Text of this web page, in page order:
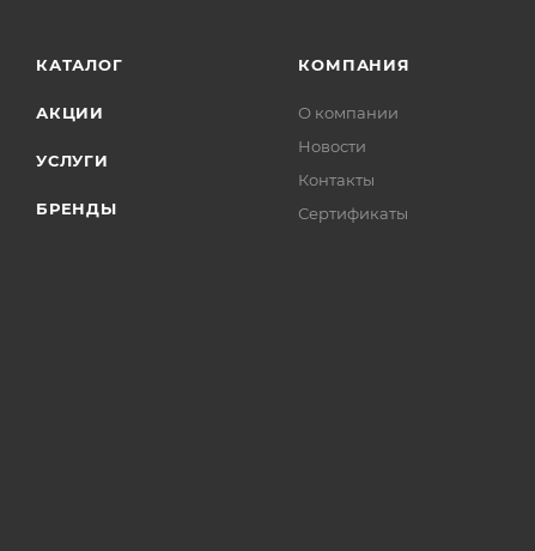
КАТАЛОГ
АКЦИИ
УСЛУГИ
БРЕНДЫ
КОМПАНИЯ
О компании
Новости
Контакты
Сертификаты